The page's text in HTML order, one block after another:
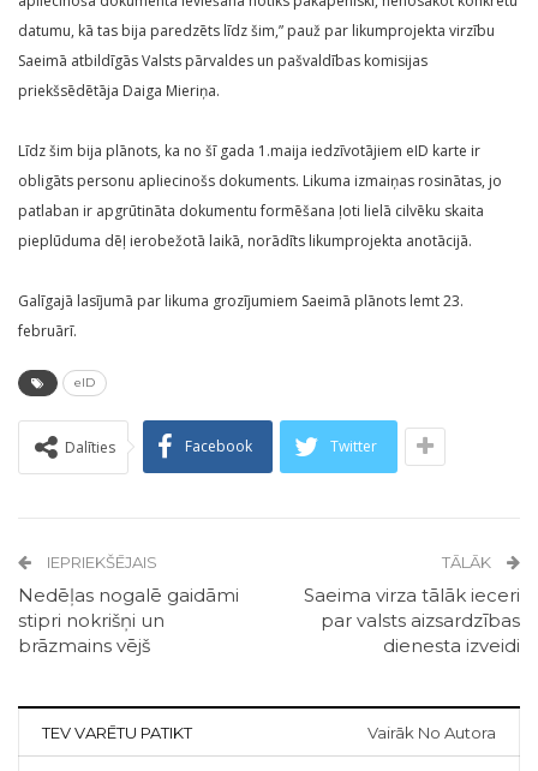
datumu, kā tas bija paredzēts līdz šim,” pauž par likumprojekta virzību
Saeimā atbildīgās Valsts pārvaldes un pašvaldības komisijas
priekšsēdētāja Daiga Mieriņa.
Līdz šim bija plānots, ka no šī gada 1.maija iedzīvotājiem eID karte ir
obligāts personu apliecinošs dokuments. Likuma izmaiņas rosinātas, jo
patlaban ir apgrūtināta dokumentu formēšana ļoti lielā cilvēku skaita
pieplūduma dēļ ierobežotā laikā, norādīts likumprojekta anotācijā.
Galīgajā lasījumā par likuma grozījumiem Saeimā plānots lemt 23.
februārī.
eID
Dalīties Facebook Twitter
IEPRIEKŠĒJAIS
Nedēļas nogalē gaidāmi
stipri nokrišņi un
brāzmains vējš
TĀLĀK
Saeima virza tālāk ieceri
par valsts aizsardzības
dienesta izveidi
TEV VARĒTU PATIKT Vairāk No Autora